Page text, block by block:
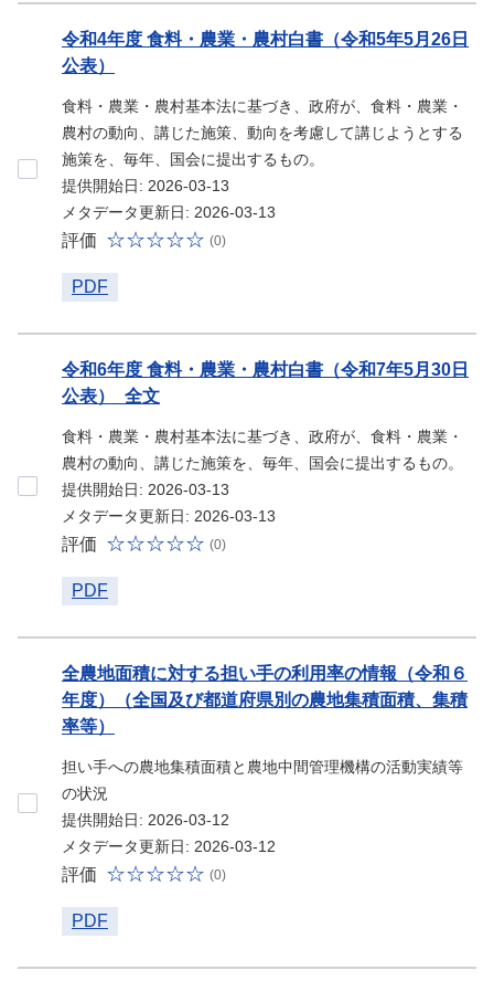
令和4年度 食料・農業・農村白書（令和5年5月26日
公表）
食料・農業・農村基本法に基づき、政府が、食料・農業・
農村の動向、講じた施策、動向を考慮して講じようとする
施策を、毎年、国会に提出するもの。
提供開始日: 2026-03-13
メタデータ更新日: 2026-03-13
評価 (0)
PDF
令和6年度 食料・農業・農村白書（令和7年5月30日
公表）_全文
食料・農業・農村基本法に基づき、政府が、食料・農業・
農村の動向、講じた施策を、毎年、国会に提出するもの。
提供開始日: 2026-03-13
メタデータ更新日: 2026-03-13
評価 (0)
PDF
全農地面積に対する担い手の利用率の情報（令和６
年度）（全国及び都道府県別の農地集積面積、集積
率等）
担い手への農地集積面積と農地中間管理機構の活動実績等
の状況
提供開始日: 2026-03-12
メタデータ更新日: 2026-03-12
評価 (0)
PDF